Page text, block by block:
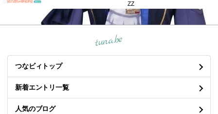
ZZ
tuna.be
つなビィトップ
新着エントリ一覧
人気のブログ